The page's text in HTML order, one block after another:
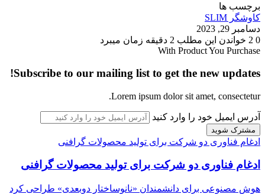
برچسب ها
کاوشگر SLIM
دسامبر 29, 2023
0
خواندن این مطلب 2 دقیقه زمان میبرد
With Product You Purchase
Subscribe to our mailing list to get the new updates!
Lorem ipsum dolor sit amet, consectetur.
آدرس ایمیل خود را وارد کنید
ادغام فناوری دو شرکت برای تولید محصولات گرافنی
ادغام فناوری دو شرکت برای تولید محصولات گرافنی
هوش مصنوعی برای دانشمندان «نانوساختار دوبعدی» طراحی کرد